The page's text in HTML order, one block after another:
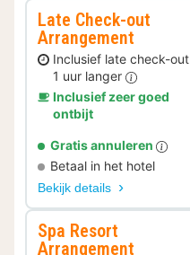
Late Check-out
Arrangement
Inclusief late check-out
1 uur langer
Inclusief zeer goed
ontbijt
Gratis annuleren
Betaal in het hotel
Bekijk details
Spa Resort
Arrangement